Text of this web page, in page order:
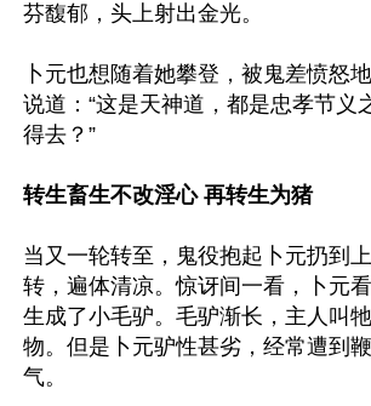
芬馥郁，头上射出金光。
卜元也想随着她攀登，被鬼差愤怒
说道：“这是天神道，都是忠孝节义
得去？”
转生畜生不改淫心 再转生为猪
当又一轮转至，鬼役抱起卜元扔到
转，遍体清凉。惊讶间一看，卜元
生成了小毛驴。毛驴渐长，主人叫
物。但是卜元驴性甚劣，经常遭到
气。